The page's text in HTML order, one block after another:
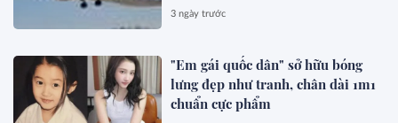
Boeing, Airbus?
3 ngày trước
"Em gái quốc dân" sở hữu bóng
lưng đẹp như tranh, chân dài 1m1
chuẩn cực phẩm